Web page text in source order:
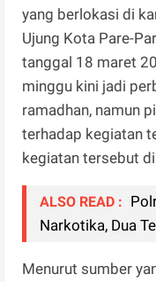
yang berlokasi di
Ujung Kota Pare-
tanggal 18 maret
minggu kini jadi
ramadhan, namun
terhadap kegiatan
kegiatan tersebut
ALSO READ :
Narkotika, Dua
Menurut sumber